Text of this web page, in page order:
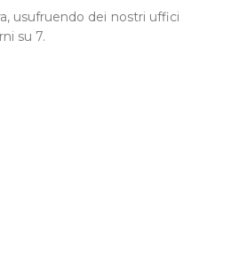
usufruendo dei nostri uffici
su 7.